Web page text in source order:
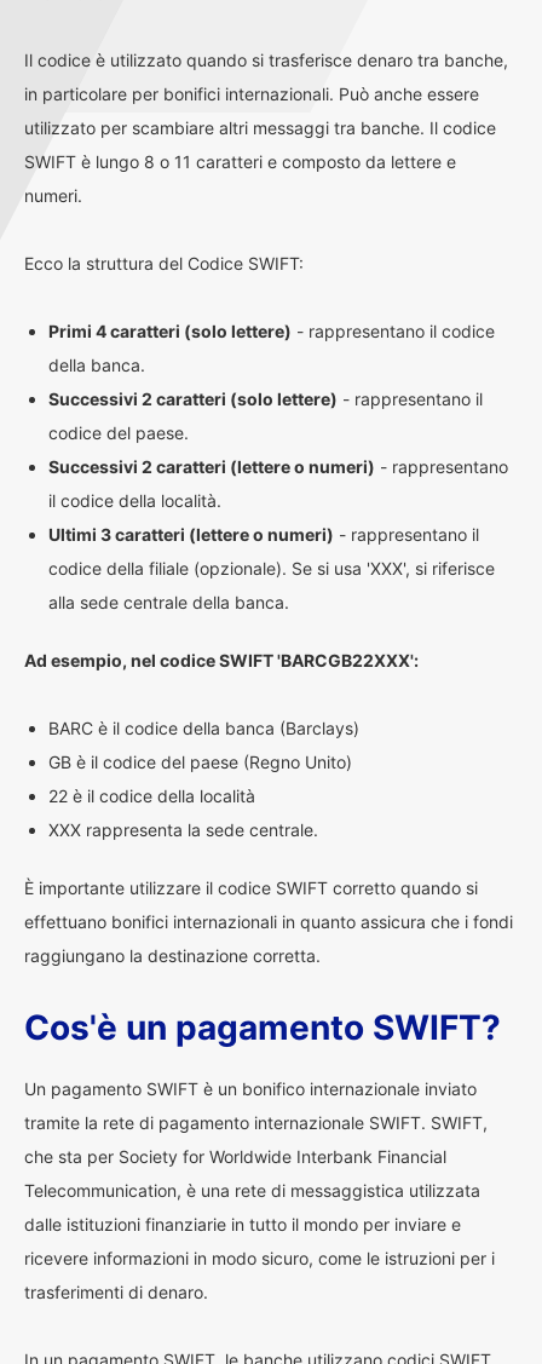
Il codice è utilizzato quando si trasferisce denaro tra banche,
in particolare per bonifici internazionali. Può anche essere
utilizzato per scambiare altri messaggi tra banche. Il codice
SWIFT è lungo 8 o 11 caratteri e composto da lettere e
numeri.
Ecco la struttura del Codice SWIFT:
Primi 4 caratteri (solo lettere) - rappresentano il codice
della banca.
Successivi 2 caratteri (solo lettere) - rappresentano il
codice del paese.
Successivi 2 caratteri (lettere o numeri) - rappresentano
il codice della località.
Ultimi 3 caratteri (lettere o numeri) - rappresentano il
codice della filiale (opzionale). Se si usa 'XXX', si riferisce
alla sede centrale della banca.
Ad esempio, nel codice SWIFT 'BARCGB22XXX':
BARC è il codice della banca (Barclays)
GB è il codice del paese (Regno Unito)
22 è il codice della località
XXX rappresenta la sede centrale.
È importante utilizzare il codice SWIFT corretto quando si
effettuano bonifici internazionali in quanto assicura che i fondi
raggiungano la destinazione corretta.
Cos'è un pagamento SWIFT?
Un pagamento SWIFT è un bonifico internazionale inviato
tramite la rete di pagamento internazionale SWIFT. SWIFT,
che sta per Society for Worldwide Interbank Financial
Telecommunication, è una rete di messaggistica utilizzata
dalle istituzioni finanziarie in tutto il mondo per inviare e
ricevere informazioni in modo sicuro, come le istruzioni per i
trasferimenti di denaro.
In un pagamento SWIFT, le banche utilizzano codici SWIFT